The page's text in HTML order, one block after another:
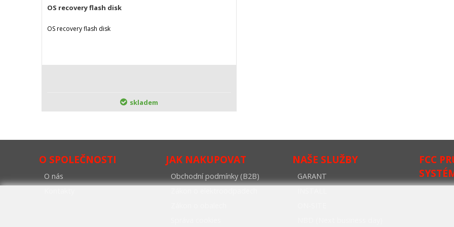
OS recovery flash disk
OS recovery flash disk
skladem
O SPOLEČNOSTI
O nás
JAK NAKUPOVAT
Obchodní podmínky (B2B)
NAŠE SLUŽBY
GARANT
FCC